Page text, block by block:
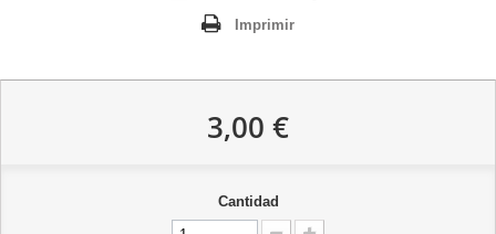
Imprimir
3,00 €
Cantidad